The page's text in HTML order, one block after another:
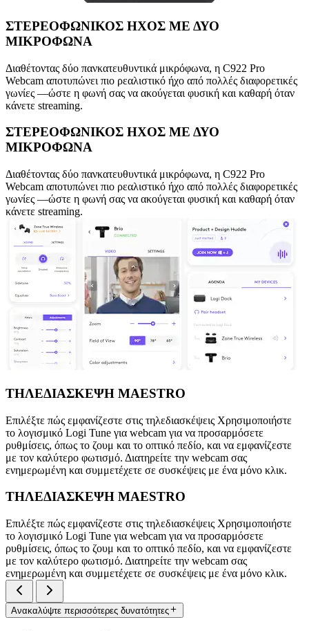
ΣΤΕΡΕΟΦΩΝΙΚΟΣ ΗΧΟΣ ΜΕ ΔΥΟ
ΜΙΚΡΟΦΩΝΑ
Διαθέτοντας δύο πανκατευθυντικά μικρόφωνα, η C922 Pro
Webcam αποτυπώνει πιο ρεαλιστικό ήχο από πολλές διαφορετικές
γωνίες —ώστε η φωνή σας να ακούγεται φυσική και καθαρή όταν
κάνετε streaming.
ΣΤΕΡΕΟΦΩΝΙΚΟΣ ΗΧΟΣ ΜΕ ΔΥΟ
ΜΙΚΡΟΦΩΝΑ
Διαθέτοντας δύο πανκατευθυντικά μικρόφωνα, η C922 Pro
Webcam αποτυπώνει πιο ρεαλιστικό ήχο από πολλές διαφορετικές
γωνίες —ώστε η φωνή σας να ακούγεται φυσική και καθαρή όταν
κάνετε streaming.
ΤΗΛΕΔΙΑΣΚΕΨΗ MAESTRO
Επιλέξτε πώς εμφανίζεστε στις τηλεδιασκέψεις Χρησιμοποιήστε
το λογισμικό Logi Tune για webcam για να προσαρμόσετε
ρυθμίσεις, όπως το ζουμ και το οπτικό πεδίο, και να εμφανίζεστε
με τον καλύτερο φωτισμό. Διατηρείτε την webcam σας
ενημερωμένη και συμμετέχετε σε συσκέψεις με ένα μόνο κλικ.
ΤΗΛΕΔΙΑΣΚΕΨΗ MAESTRO
Επιλέξτε πώς εμφανίζεστε στις τηλεδιασκέψεις Χρησιμοποιήστε
το λογισμικό Logi Tune για webcam για να προσαρμόσετε
ρυθμίσεις, όπως το ζουμ και το οπτικό πεδίο, και να εμφανίζεστε
με τον καλύτερο φωτισμό. Διατηρείτε την webcam σας
ενημερωμένη και συμμετέχετε σε συσκέψεις με ένα μόνο κλικ.
Ανακαλύψτε περισσότερες δυνατότητες